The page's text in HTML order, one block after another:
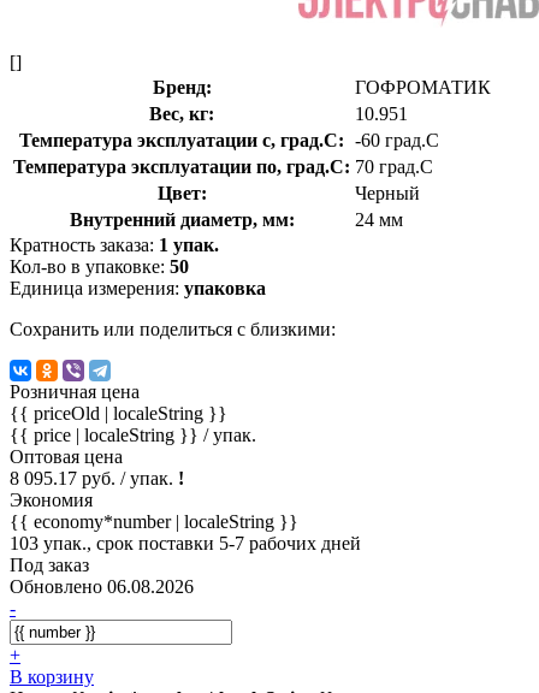
[]
Бренд:
ГОФРОМАТИК
Вес, кг:
10.951
Температура эксплуатации с, град.C: -60 град.C
Температура эксплуатации по, град.C: 70 град.C
Цвет:
Черный
Внутренний диаметр, мм:
24 мм
Кратность заказа: 1 упак.
Кол-во в упаковке: 50
Единица измерения: упаковка
Сохранить или поделиться с близкими:
Розничная цена
{{ priceOld | localeString }}
{{ price | localeString }} / упак.
Оптовая цена
8 095.17 руб. / упак. !
Экономия
{{ economy*number | localeString }}
103 упак., срок поставки 5-7 рабочих дней
Под заказ
Обновлено 06.08.2026
-
+
В корзину